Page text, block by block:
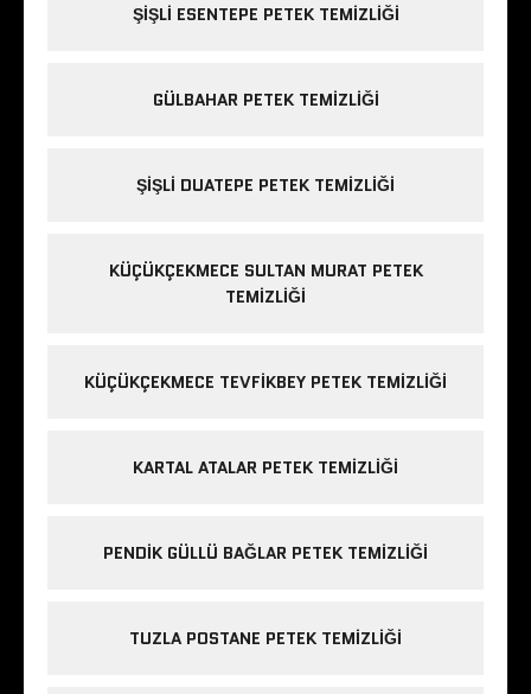
ŞIŞLI ESENTEPE PETEK TEMIZLIĞI
GÜLBAHAR PETEK TEMIZLIĞI
ŞIŞLI DUATEPE PETEK TEMIZLIĞI
KÜÇÜKÇEKMECE SULTAN MURAT PETEK
TEMIZLIĞI
KÜÇÜKÇEKMECE TEVFIKBEY PETEK TEMIZLIĞI
KARTAL ATALAR PETEK TEMIZLIĞI
PENDIK GÜLLÜ BAĞLAR PETEK TEMIZLIĞI
TUZLA POSTANE PETEK TEMIZLIĞI